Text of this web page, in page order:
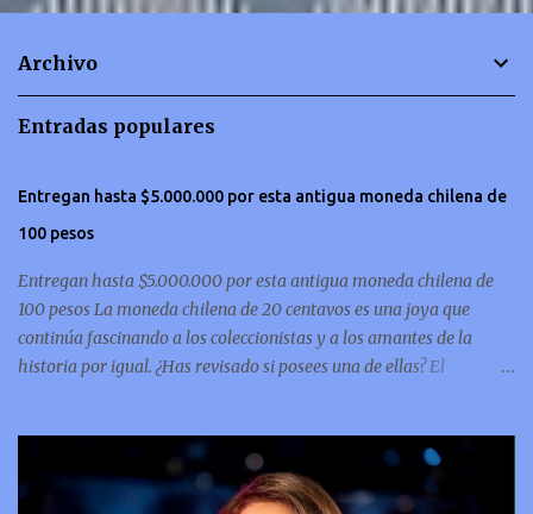
n
Archivo
Entradas populares
Entregan hasta $5.000.000 por esta antigua moneda chilena de
100 pesos
Entregan hasta $5.000.000 por esta antigua moneda chilena de
100 pesos La moneda chilena de 20 centavos es una joya que
continúa fascinando a los coleccionistas y a los amantes de la
historia por igual. ¿Has revisado si posees una de ellas? El
ha convertido en una de las más buscadas por cazadores de
tesoros de todo el mundo. Esta pieza, debido a su rareza y la
demanda en el mercado numismático, ha alcanzado un valor